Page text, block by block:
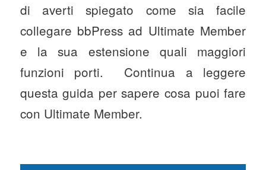
di averti spiegato come sia facile
collegare bbPress ad Ultimate Member
e la sua estensione quali maggiori
funzioni porti. Continua a leggere
questa guida per sapere cosa puoi fare
con Ultimate Member.